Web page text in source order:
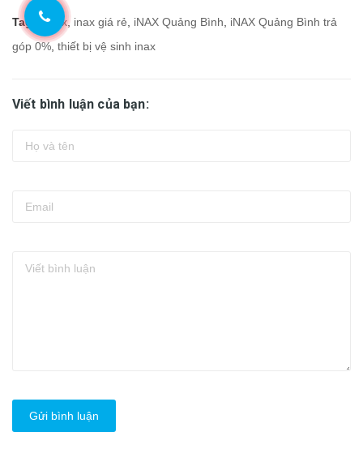
Tags: inax, inax giá rẻ iNAX Quảng Bình
iNAX Quảng Bình trả
góp 0%, thiết bị vệ sinh inax
Viết bình luận của bạn:
Gửi bình luận